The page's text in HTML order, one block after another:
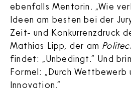
ebenfalls Mentorin. „Wie
Ideen am besten bei der
Zeit- und Konkurrenzdruck
Mathias Lipp, der am
findet: „Unbedingt.“ Und
Formel: „Durch
Innovation.“